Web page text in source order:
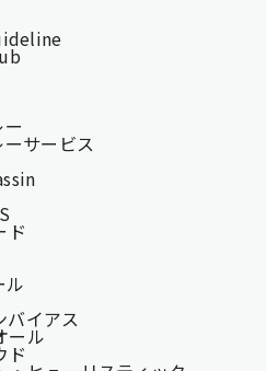
サービス
ド
ル
バイアス
ール
ド